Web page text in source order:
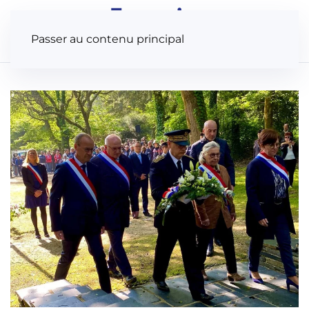
Passer au contenu principal
Panneau de gestion des cookies